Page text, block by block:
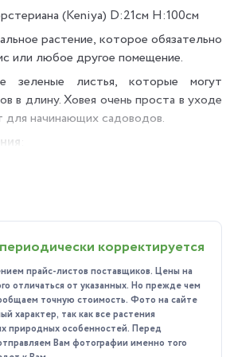
(Keniya) D:21см H:100см
растение, которое обязательно
или любое другое помещение.
листья, которые могут
в длину. Ховея очень проста в уходе
начинающих садоводов.
идеальным украшением для любого
не требует сложного ухода, она
к различным условиям.
воздуха: поглощает
выделяет кислород, делая воздух в
свежим и здоровым.
можно использовать как в
корректируется
прайс-листов поставщиков. Цены на
отличаться от указанных. Но прежде чем
точную стоимость. Фото на сайте
характер, так как все растения
природных особенностей. Перед
Вам фотографии именно того